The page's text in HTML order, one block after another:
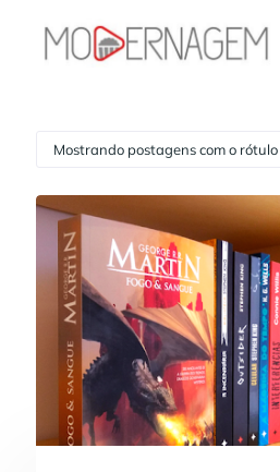
Mostrando postagens com o rótulo